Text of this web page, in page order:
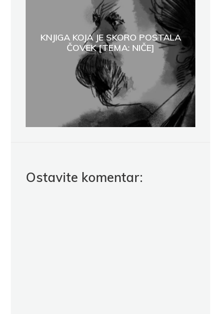
KNJIGA KOJA JE SKORO POSTALA
ČOVEK [TEMA: NIČE]
Ostavite komentar: